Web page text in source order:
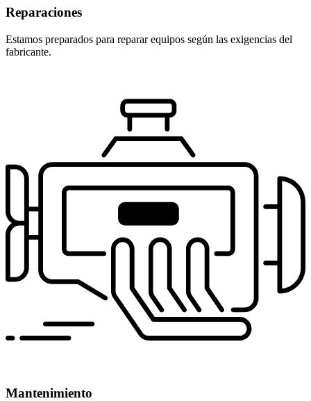
Reparaciones
Estamos preparados para reparar equipos según las exigencias del
fabricante.
Mantenimiento